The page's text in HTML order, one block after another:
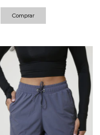
Comprar